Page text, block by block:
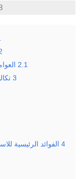
2.1
3
4 الفوائد الرئيسية